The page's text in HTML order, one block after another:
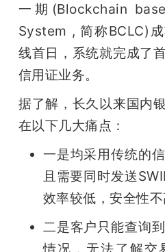
动
中
心
GAIR
专
题
一期(Blockchain
System , 简称BCLC)
线首日，系统就完成了
信用证业务。
据了解，长久以来国内
在以下几大痛点：
一是均采用传统的
且需要同时发送
效率较低，安全性不
二是客户只能查询